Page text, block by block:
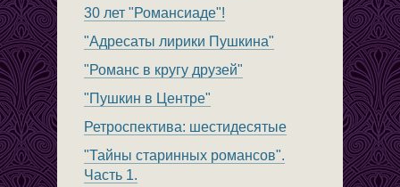
30 лет "Романсиаде"!
"Адресаты лирики Пушкина"
"Романс в кругу друзей"
"Пушкин в Центре"
Ретроспектива: шестидесятые
"Тайны старинных романсов".
Часть 1.